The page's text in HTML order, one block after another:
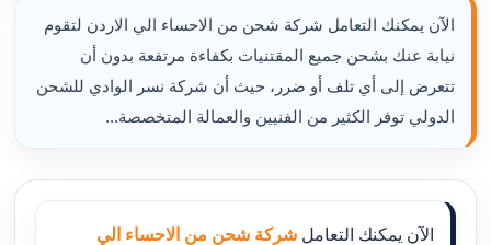
الآن يمكنك التعامل شركة شحن من الاحساء الي الاردن لتقوم
نيابة عنك بشحن جميع المقتنيات بكفاءة مرتفعة بدون أن
تتعرض إلى أي تلف أو ضرر، حيث أن شركة نسر الوادي للشحن
الدولي توفر الكثير من الفنيين والعمالة المتخصصة...
الآن يمكنك التعاملشركة شحن من الاحساء الي